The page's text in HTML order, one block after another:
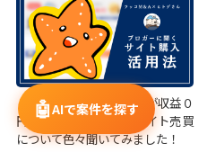
【事例紹介】ヒトデさんが収益０
円のサイトを購入！？サイト売買
について色々聞いてみました！
🤖AIで案件を探す